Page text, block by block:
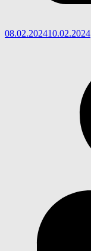
08.02.202410.02.2024